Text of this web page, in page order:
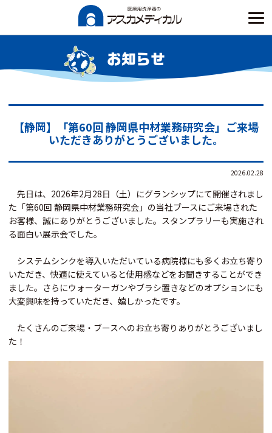
content
お知らせ
【静岡】「第60回 静岡県中材業務研究会」ご来場
いただきありがとうございました。
2026.02.28
先日は、2026年2月28日（土）にグランシップにて開催されまし
た「第60回 静岡県中材業務研究会」の当社ブースにご来場された
お客様、誠にありがとうございました。スタンプラリーも実施され
る面白い展示会でした。
システムシンクを導入いただいている病院様にも多くお立ち寄り
いただき、快適に使えていると使用感などをお聞きすることができ
ました。さらにウォーターガンやブラシ置きなどのオプションにも
大変興味を持っていただき、嬉しかったです。
たくさんのご来場・ブースへのお立ち寄りありがとうございまし
た！